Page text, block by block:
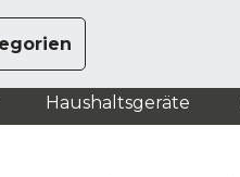
Haushaltsgeräte